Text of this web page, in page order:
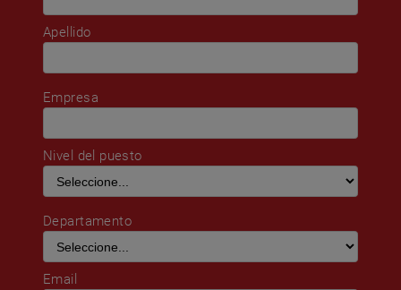
Apellido
Empresa
Nivel del puesto
Departamento
Email